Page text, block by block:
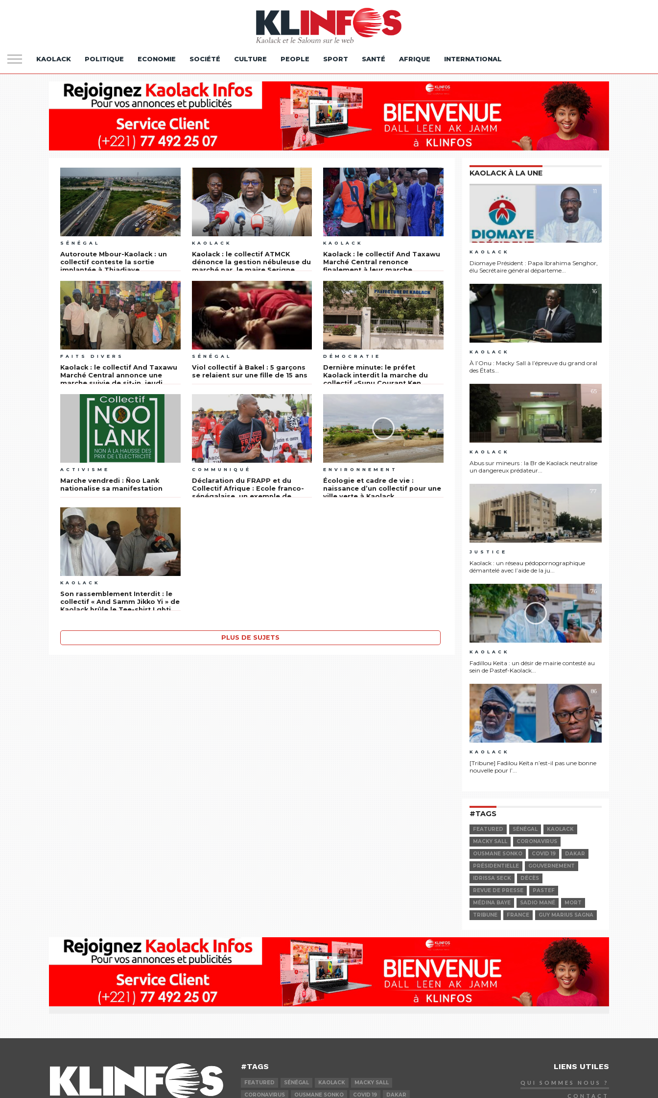
KAOLACK POLITIQUE ECONOMIE SOCIÉTÉ CULTURE PEOPLE SPORT SANTÉ AFRIQUE INTERNATIONAL
SÉNÉGAL
Autoroute Mbour-Kaolack : un
collectif conteste la sortie
implantée à Thiadiaye
KAOLACK
Kaolack : le collectif ATMCK
dénonce la gestion nébuleuse du
marché par le maire Serigne
KAOLACK
Kaolack : le collectif And Taxawu
Marché Central renonce
finalement à leur marche
FAITS DIVERS
Kaolack : le collectif And Taxawu
Marché Central annonce une
marche suivie de sit-in, jeudi
SÉNÉGAL
Viol collectif à Bakel : 5 garçons
se relaient sur une fille de 15 ans
DÉMOCRATIE
Dernière minute: le préfet
Kaolack interdit la marche du
collectif «Sunu Courant Ken
ACTIVISME
Marche vendredi : Ñoo Lank
nationalise sa manifestation
COMMUNIQUÉ
Déclaration du FRAPP et du
Collectif Afrique : Ecole franco-
sénégalaise, un exemple de
ENVIRONNEMENT
Écologie et cadre de vie :
naissance d’un collectif pour une
ville verte à Kaolack
KAOLACK
Son rassemblement Interdit : le
collectif « And Samm Jikko Yi » de
Kaolack brûle le Tee-shirt Lgbti
PLUS DE SUJETS
KAOLACK À LA UNE
11
KAOLACK
Diomaye Président : Papa Ibrahima Senghor,
élu Secrétaire général départeme...
16
KAOLACK
À l’Onu : Macky Sall à l’épreuve du grand oral
des États...
65
KAOLACK
Abus sur mineurs : la Br de Kaolack neutralise
un dangereux prédateur...
77
JUSTICE
Kaolack : un réseau pédopornographique
démantelé avec l’aide de la ju...
76
KAOLACK
Fadillou Keita : un désir de mairie contesté au
sein de Pastef-Kaolack...
86
KAOLACK
[Tribune] Fadilou Keïta n’est-il pas une bonne
nouvelle pour l’...
#TAGS
FEATURED SÉNÉGAL
KAOLACK
MACKY SALL
CORONAVIRUS
OUSMANE SONKO
COVID 19
DAKAR
PRÉSIDENTIELLE
GOUVERNEMENT
IDRISSA SECK
DÉCÈS
REVUE DE PRESSE
PASTEF
MÉDINA BAYE
SADIO MANÉ
MORT
TRIBUNE
FRANCE GUY MARIUS SAGNA
#TAGS
FEATURED SÉNÉGAL KAOLACK
MACKY SALL
CORONAVIRUS
OUSMANE SONKO COVID 19 DAKAR
LIENS UTILES
QUI SOMMES NOUS ?
CONTACT